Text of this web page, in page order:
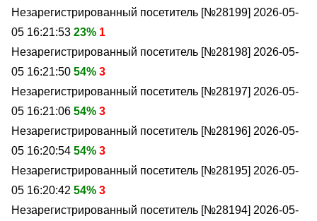
Незарегистрированный посетитель [№28199] 2026-05-
05 16:21:53 23% 1
Незарегистрированный посетитель [№28198] 2026-05-
05 16:21:50 54% 3
Незарегистрированный посетитель [№28197] 2026-05-
05 16:21:06 54% 3
Незарегистрированный посетитель [№28196] 2026-05-
05 16:20:54 54% 3
Незарегистрированный посетитель [№28195] 2026-05-
05 16:20:42 54% 3
Незарегистрированный посетитель [№28194] 2026-05-